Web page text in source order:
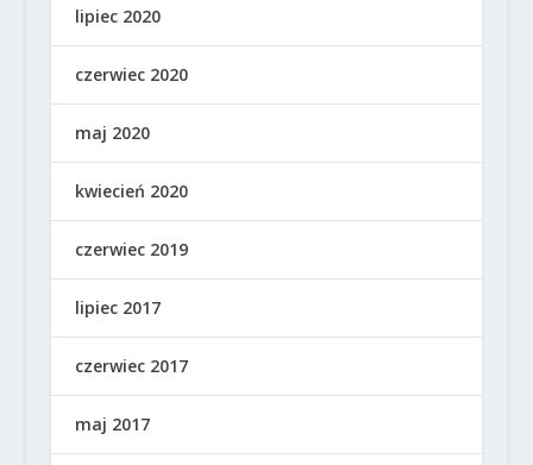
lipiec 2020
czerwiec 2020
maj 2020
kwiecień 2020
czerwiec 2019
lipiec 2017
czerwiec 2017
maj 2017